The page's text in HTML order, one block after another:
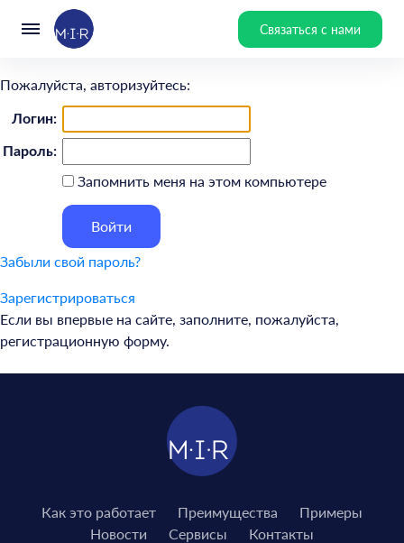
Связаться с нами
Пожалуйста, авторизуйтесь:
Логин:
Пароль:
Запомнить меня на этом компьютере
Забыли свой пароль?
Зарегистрироваться
Если вы впервые на сайте, заполните, пожалуйста,
регистрационную форму.
Как это работает Преимущества
Примеры
Новости
Сервисы Контакты